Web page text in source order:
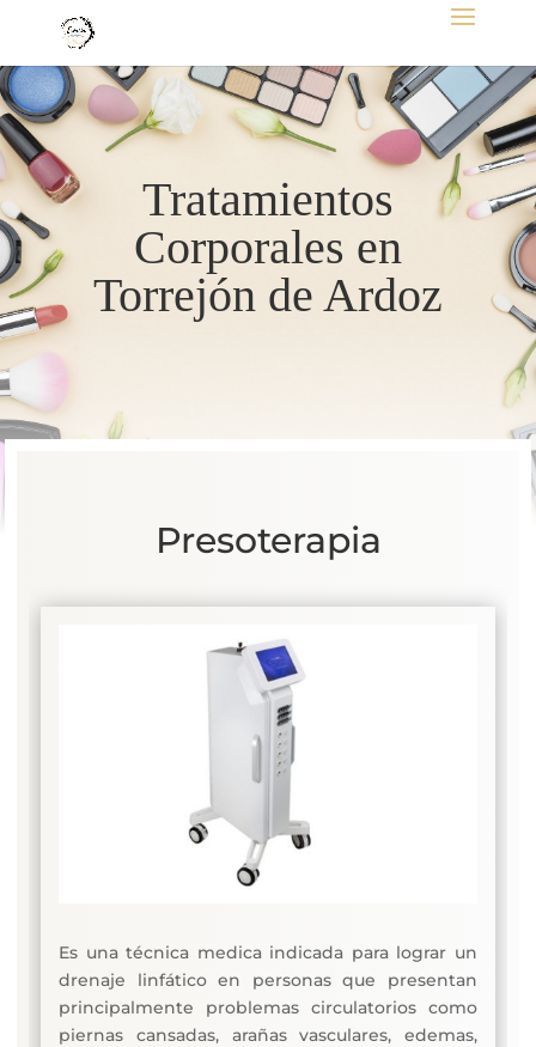
Tratamientos
Corporales en
Torrejón de Ardoz
Presoterapia
Es una técnica medica indicada para lograr un
drenaje linfático en personas que presentan
principalmente problemas circulatorios como
piernas cansadas, arañas vasculares, edemas,